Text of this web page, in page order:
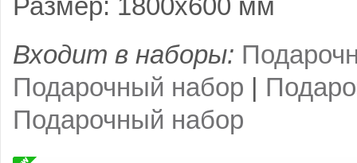
Размер: 1800x600 мм
Входит в наборы:
Подарочный набор |
Подарочный набор